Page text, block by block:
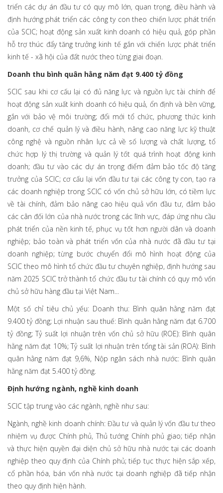
triển các dự án đầu tư có quy mô lớn, quan trọng, điều hành và
định hướng phát triển các công ty con theo chiến lược phát triển
của SCIC; hoạt động sản xuất kinh doanh có hiệu quả, góp phần
hỗ trợ thúc đẩy tăng trưởng kinh tế gắn với chiến lược phát triển
kinh tế - xã hội của đất nước theo từng giai đoạn.
Doanh thu bình quân hằng năm đạt 9.400 tỷ đồng
SCIC sau khi cơ cấu lại có đủ năng lực và nguồn lực tài chính để
hoạt động sản xuất kinh doanh có hiệu quả, ổn định và bền vững,
gắn với bảo vệ môi trường; đổi mới tổ chức, phương thức kinh
doanh, cơ chế quản lý và điều hành, nâng cao năng lực kỹ thuật
công nghệ và nguồn nhân lực cả về số lượng và chất lượng, tổ
chức hợp lý thị trường và quản lý tốt quá trình hoạt động kinh
doanh; đầu tư vào các dự án trọng điểm đảm bảo tốc độ tăng
trưởng của SCIC; cơ cấu lại vốn đầu tư tại các công ty con, tạo ra
các doanh nghiệp trong SCIC có vốn chủ sở hữu lớn, có tiềm lực
về tài chính, đảm bảo nâng cao hiệu quả vốn đầu tư, đảm bảo
các cân đối lớn của nhà nước trong các lĩnh vực, đáp ứng nhu cầu
phát triển của nền kinh tế, phục vụ tốt hơn người dân và doanh
nghiệp; bảo toàn và phát triển vốn của nhà nước đã đầu tư tại
doanh nghiệp; từng bước chuyển đổi mô hình hoạt động của
SCIC theo mô hình tổ chức đầu tư chuyên nghiệp, định hướng sau
năm 2025 SCIC trở thành tổ chức đầu tư tài chính có quy mô vốn
chủ sở hữu hàng đầu tại Việt Nam...
Một số chỉ tiêu chủ yếu: Doanh thu: Bình quân hằng năm đạt
9.400 tỷ đồng; Lợi nhuận sau thuế: Bình quân hằng năm đạt 6.700
tỷ đồng; Tỷ suất lợi nhuận trên vốn chủ sở hữu (ROE): Bình quân
hằng năm đạt 10%; Tỷ suất lợi nhuận trên tổng tài sản (ROA): Bình
quân hằng năm đạt 9,6%, Nộp ngân sách nhà nước: Bình quân
hằng năm đạt 5.400 tỷ đồng.
Định hướng ngành, nghề kinh doanh
SCIC tập trung vào các ngành, nghề như sau:
Ngành, nghề kinh doanh chính: Đầu tư và quản lý vốn đầu tư theo
nhiệm vụ được Chính phủ, Thủ tướng Chính phủ giao; tiếp nhận
và thực hiện quyền đại diện chủ sở hữu nhà nước tại các doanh
nghiệp theo quy định của Chính phủ; tiếp tục thực hiện sắp xếp,
cổ phần hóa, bán vốn nhà nước tại doanh nghiệp đã tiếp nhận
theo quy định hiện hành.